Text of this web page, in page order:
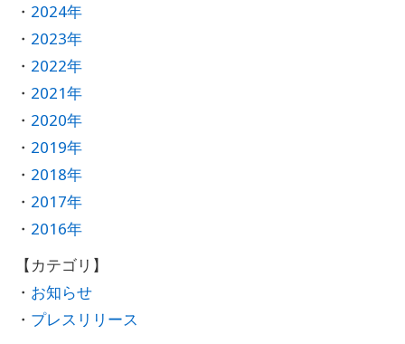
2024年
2023年
2022年
2021年
2020年
2019年
2018年
2017年
2016年
お知らせ
プレスリリース